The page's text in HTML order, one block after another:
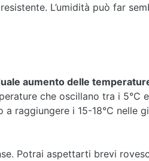
L’umidità può far
aumento delle
che oscillano tra i 5°C
raggiungere i 15-18°C nelle
Potrai aspettarti brevi